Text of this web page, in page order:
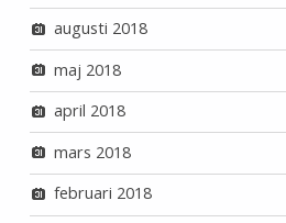
augusti 2018
maj 2018
april 2018
mars 2018
februari 2018